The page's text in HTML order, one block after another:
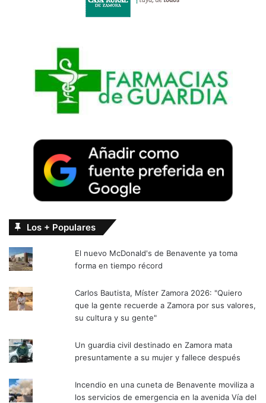
Los + Populares
El nuevo McDonald's de Benavente ya toma
forma en tiempo récord
Carlos Bautista, Míster Zamora 2026: "Quiero
que la gente recuerde a Zamora por sus valores,
su cultura y su gente"
Un guardia civil destinado en Zamora mata
presuntamente a su mujer y fallece después
Incendio en una cuneta de Benavente moviliza a
los servicios de emergencia en la avenida Vía del